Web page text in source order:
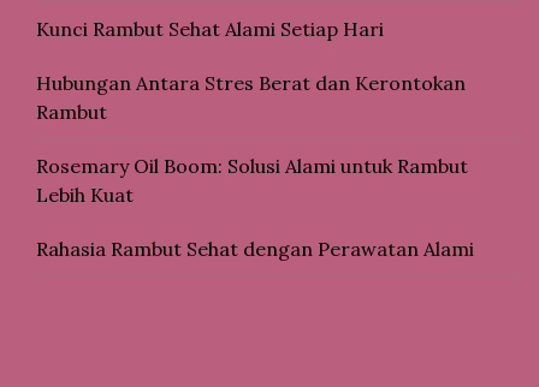
Kunci Rambut Sehat Alami Setiap Hari
Hubungan Antara Stres Berat dan Kerontokan
Rambut
Rosemary Oil Boom: Solusi Alami untuk Rambut
Lebih Kuat
Rahasia Rambut Sehat dengan Perawatan Alami